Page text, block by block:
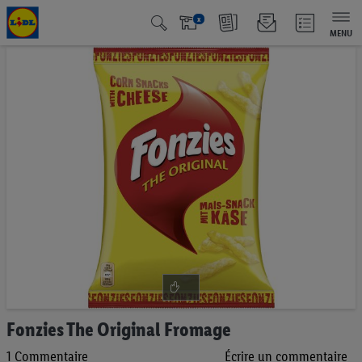
x
MENU
Fonzies The Original Fromage
1 Commentaire Écrire un commentaire
Passer
au
début